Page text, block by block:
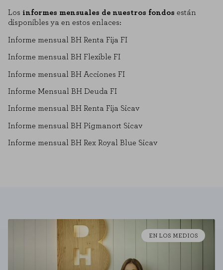
Los informes mensuales de nuestros fondos están
disponibles ya en estos enlaces:
Informe mensual BH Renta Fija FI
Informe mensual BH Flexible FI
Informe mensual BH Acciones FI
Informe Mensual BH Deuda FI
Informe mensual BH Renta Fija Sicav
Informe mensual BH Pigmanort Sicav
Informe mensual BH Rex Royal Blue Sicav
EN LOS MEDIOS
COOKIE SETTINGS